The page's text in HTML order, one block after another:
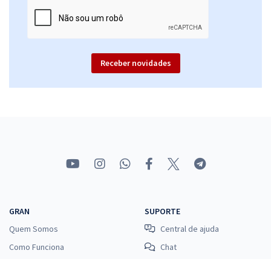
Receber novidades
GRAN
Quem Somos
Como Funciona
SUPORTE
Central de ajuda
Chat